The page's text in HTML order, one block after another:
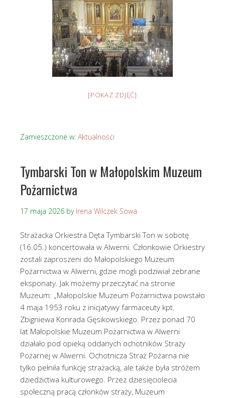
[POKAZ ZDJĘĆ]
Zamieszczone w: Aktualności
Tymbarski Ton w Małopolskim Muzeum
Pożarnictwa
17 maja 2026 by Irena Wilczek Sowa
Strażacka Orkiestra Dęta Tymbarski Ton w sobotę
(16.05.) koncertowała w Alwerni. Członkowie Orkiestry
zostali zaproszeni do Małopolskiego Muzeum
Pożarnictwa w Alwerni, gdzie mogli podziwiał zebrane
eksponaty. Jak możemy przeczytać na stronie
Muzeum: „Małopolskie Muzeum Pożarnictwa powstało
4 maja 1953 roku z inicjatywy farmaceuty kpt.
Zbigniewa Konrada Gęsikowskiego. Przez ponad 70
lat Małopolskie Muzeum Pożarnictwa w Alwerni
działało pod opieką oddanych ochotników Straży
Pożarnej w Alwerni. Ochotnicza Straż Pożarna nie
tylko pełniła funkcję strażacką, ale także była stróżem
dziedzictwa kulturowego. Przez dziesięciolecia
społeczną pracą członków straży, Muzeum